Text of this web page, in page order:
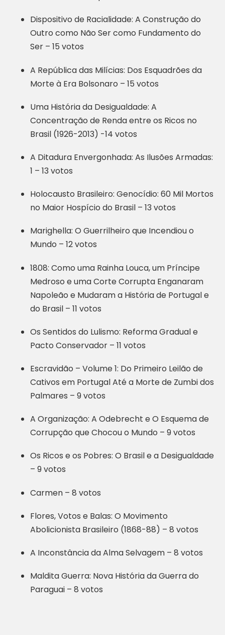
Dispositivo de Racialidade: A Construção do
Outro como Não Ser como Fundamento do
Ser – 15 votos
A República das Milícias: Dos Esquadrões da
Morte à Era Bolsonaro – 15 votos
Uma História da Desigualdade: A
Concentração de Renda entre os Ricos no
Brasil (1926-2013) -14 votos
A Ditadura Envergonhada: As Ilusões Armadas:
1 – 13 votos
Holocausto Brasileiro: Genocídio: 60 Mil Mortos
no Maior Hospício do Brasil – 13 votos
Marighella: O Guerrilheiro que Incendiou o
Mundo – 12 votos
1808: Como uma Rainha Louca, um Príncipe
Medroso e uma Corte Corrupta Enganaram
Napoleão e Mudaram a História de Portugal e
do Brasil – 11 votos
Os Sentidos do Lulismo: Reforma Gradual e
Pacto Conservador – 11 votos
Escravidão – Volume 1: Do Primeiro Leilão de
Cativos em Portugal Até a Morte de Zumbi dos
Palmares – 9 votos
A Organização: A Odebrecht e O Esquema de
Corrupção que Chocou o Mundo – 9 votos
Os Ricos e os Pobres: O Brasil e a Desigualdade
– 9 votos
Carmen – 8 votos
Flores, Votos e Balas: O Movimento
Abolicionista Brasileiro (1868-88) – 8 votos
A Inconstância da Alma Selvagem – 8 votos
Maldita Guerra: Nova História da Guerra do
Paraguai – 8 votos